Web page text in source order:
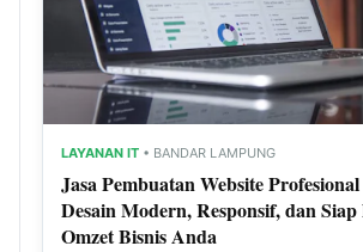
LAYANAN IT • BANDAR LAMPUNG
Jasa Pembuatan Website
Desain Modern, Responsif, dan
Omzet Bisnis Anda